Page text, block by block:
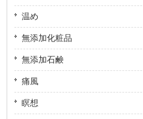
温め
無添加化粧品
無添加石鹸
痛風
瞑想